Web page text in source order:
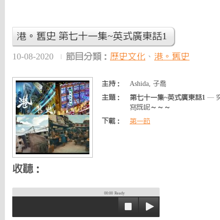
港。舊史 第七十一集~英式廣東話1
10-08-2020 節目分類： 歷史文化 、 港。舊史
主持：
Ashida, 子喬
主題：
第七十一集~英式廣東話1 —
寫既呢～～～
下載：
第一節
收聽：
00:00 Ready